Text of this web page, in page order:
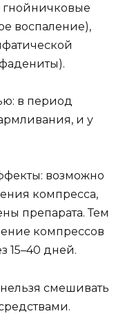
гнойничковые
воспаление),
в период
и у
возможно
компресса,
препарата. Тем
компрессов
15–40 дней.
смешивать